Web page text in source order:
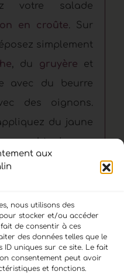
aux
nous utilisons des
stocker et/ou accéder
de consentir à ces
des données telles que le
uniques sur ce site. Le fait
consentement peut avoir
et fonctions.
votre salade
en croûte. Sur
simplement
, du gruyère et
avec du beurre
des oignons.
du jaune
obtenir une
Enfournez 45